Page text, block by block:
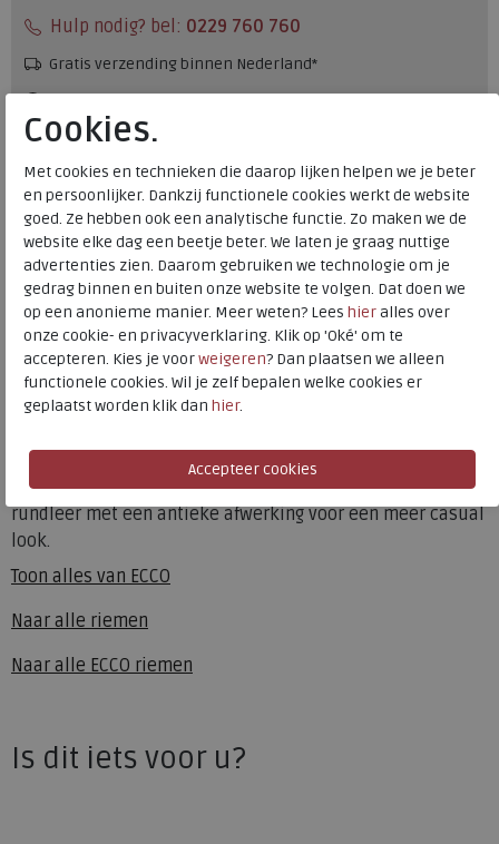
ultiem comfort in gedachten en maakt elke vrijetijdslook
compleet. De riem is gemaakt van plantaardig gelooid
rundleer met een antieke afwerking voor een meer casual
look.
Toon alles van ECCO
Naar alle riemen
Naar alle ECCO riemen
Hulp nodig? bel: 0229 760 760
Gratis verzending binnen Nederland*
Altijd retourneren, binnen 1 werkdag terugbetaald
Merk
ECCO
Fabrikantcode
910555290000
Bestelcode
840.01.110765
Kleur
Zwart
Materiaal Kunststof
Is dit iets voor u?
Cookies.
Met cookies en technieken die daarop lijken helpen we je beter
en persoonlijker. Dankzij functionele cookies werkt de website
goed. Ze hebben ook een analytische functie. Zo maken we de
website elke dag een beetje beter. We laten je graag nuttige
advertenties zien. Daarom gebruiken we technologie om je
gedrag binnen en buiten onze website te volgen. Dat doen we
op een anonieme manier. Meer weten? Lees hieralles over
onze cookie- en privacyverklaring. Klik op 'Oké' om te
accepteren. Kies je voorweigeren? Dan plaatsen we alleen
functionele cookies. Wil je zelf bepalen welke cookies er
geplaatst worden klik dan hier.